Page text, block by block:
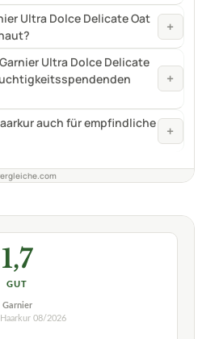
Ultra Dolce Delicate Oat
+
Ultra Dolce Delicate
+
auch für empfindliche
+
1,7
GUT
Garnier
08/2026